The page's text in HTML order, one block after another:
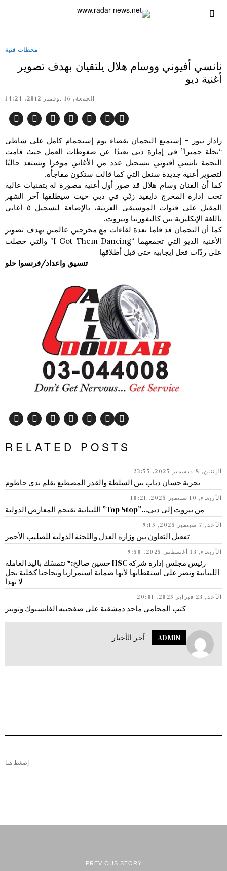
محطات فنية
نانسي أفيوني ووسام هلال يلتقيان بهدف تصوير
أغنية ديو
الجمعة, 16 نوفمبر 2012, 14:24
رادار نيوز – إستمتع النجمان بقضاء يوم إستجمام كامل على شاطئ
“نخلة جميرا” في إمارة دبي بعيدًا عن ضغوطات العمل حيث قامت
النجمة نانسي أفيوني بتسجيل عدد من الأغاني مؤخرأ وتستعد حاليًا
لتصوير أغنية جديدة سنغل التي كما قالت ستكون مفاجأة.
كما أن الفنان وسام هلال قد صور أول أغنية مصورة له بتقنيات عالية
تحت إدارة المخرج دايفيد زنّي في دبي حيث سيطلقها آخر الشهر
المقبل على قنوات الموسيقى العربية، بالإضافة لتسجيل ٥ أغاني
باللغة الإنكليزية بين كاليفورنيا وبيروت.
كما أن النجمان قد قاما بعدة لقاءات مع مخرجين عالمين بهدف تصوير
الأغنية الديو التي تجمعهما “I Got Them Dancing” والتي حصلت
على ردّات فعل إيجابية حتى قبل أطلاقها
تنسيق واعداد/فرنسوا حلو
RELATED POSTS
الإثنين, 8 ديسمبر 2025, 23:55
تجربة حسان دياب بين السلطة والقدر المصطنع بقلم ندى حاطوم
الأربعاء, 10 سبتمبر 2025, 10:21
من بيروت إلى دبي…”Top Stop” اللبنانية تقتحم المعارض الدولية
الأحد, 7 سبتمبر 2025, 9:15
تفعيل التعاون بين وزارة العدل واللجنة الدولية للصليب الأحمر
الأربعاء, 13 أغسطس 2025, 9:50
رئيس مجلس إدارة شركة HSC حسين صالح:* نتمسّك باليد العاملة
اللبنانية ونصر على استقطابها لأنها ضمانة استمرارنا ونجاحنا كخلية نحل
لا تهدأ
الأحد, 23 فبراير 2025, 20:01
كتب المحامي ماجد دمشقية على صفحتيه الفايسبوك وتويتر
ADMIN اَخر الأخبار
إضغط هنا
PREVIOUS STORY